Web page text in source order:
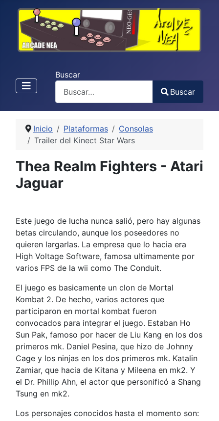
Buscar
Buscar
Inicio Plataformas
Consolas
Trailer del Kinect Star Wars
Thea Realm Fighters - Atari
Jaguar
Este juego de lucha nunca salió, pero hay algunas
betas circulando, aunque los poseedores no
quieren largarlas. La empresa que lo hacia era
High Voltage Software, famosa ultimamente por
varios FPS de la wii como The Conduit.
El juego es basicamente un clon de Mortal
Kombat 2. De hecho, varios actores que
participaron en mortal kombat fueron
convocados para integrar el juego. Estaban Ho
Sun Pak, famoso por hacer de Liu Kang en los dos
primeros mk. Daniel Pesina, que hizo de Johnny
Cage y los ninjas en los dos primeros mk. Katalin
Zamiar, que hacia de Kitana y Mileena en mk2. Y
el Dr. Phillip Ahn, el actor que personificó a Shang
Tsung en mk2.
Los personajes conocidos hasta el momento son: